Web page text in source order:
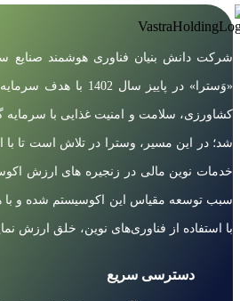
شرکت دانش بنیان فناوری هوشمند صنایع
«وَسترا» در پاییز سال
کشاورزی، سلامت و امنیت غذایی با
شد؛ در این مسیر، وسترا در تلاش است تا با
خدمات نوین مالی در زنجیره های ارزش
سبب توسعه مقیاس این اکوسیستم شده و با
با استفاده از فناوری‌های نوین، خلق ارزش
دسترسی سریع